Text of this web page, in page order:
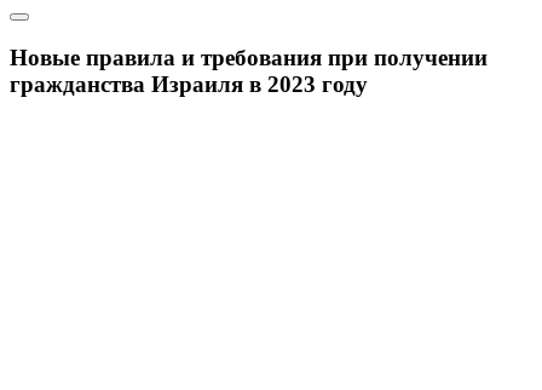
Новые правила и требования при получении
гражданства Израиля в 2023 году